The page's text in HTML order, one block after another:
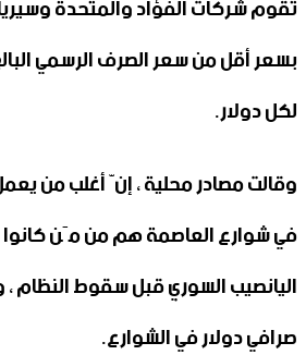
لكل دولار.
وقالت مصادر محلية ، إنّ أغلب من
في شوارع العاصمة هم من مَن
اليانصيب السوري قبل سقوط النظام ،
صرافي دولار في الشوارع.